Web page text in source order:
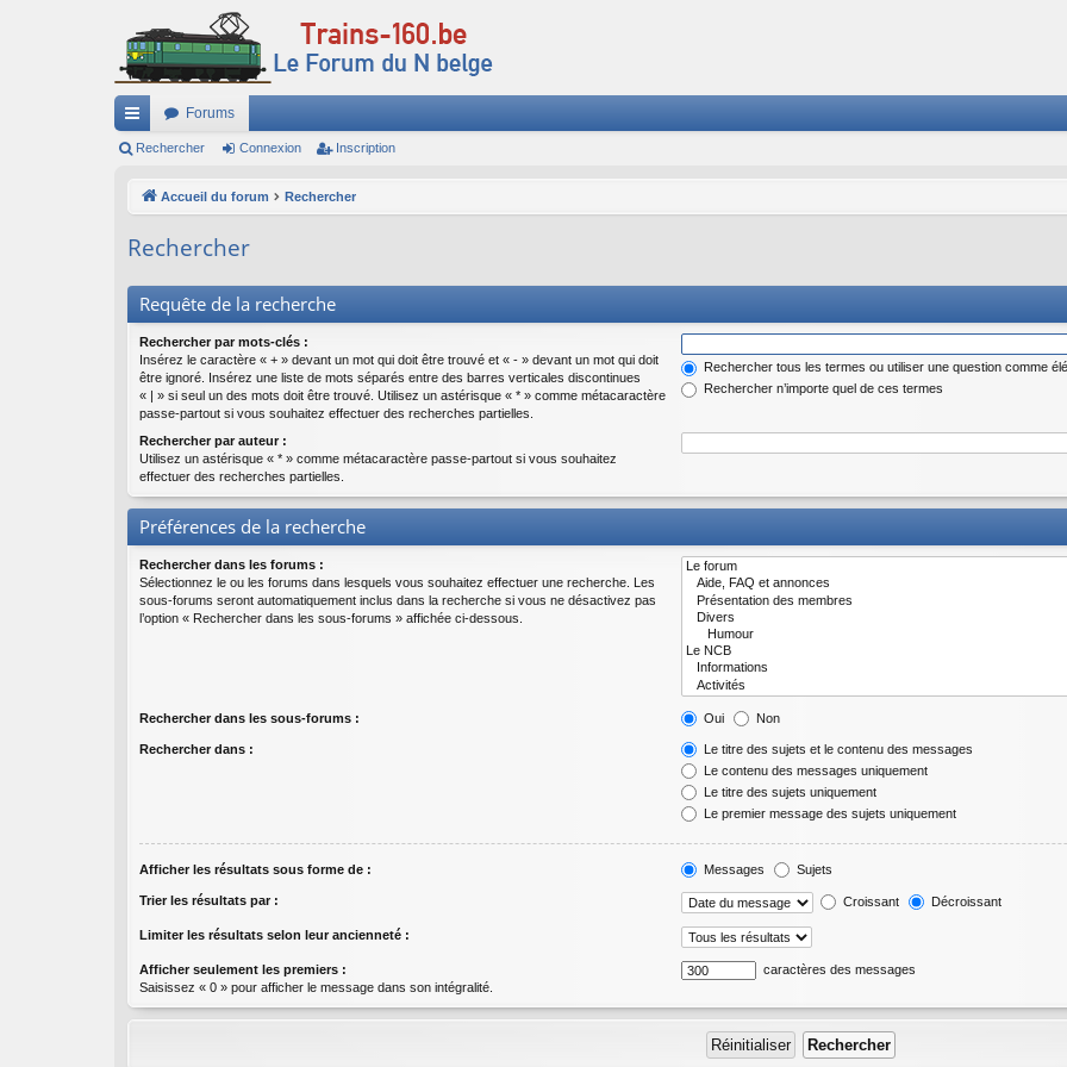
ac
ci
s
Forums
Rechercher Connexion Inscription
Accueil du forum Rechercher
Rechercher
Requête de la recherche
Rechercher par mots-clés :
Insérez le caractère « + » devant un mot qui doit être trouvé et « - » devant un mot qui doit
être ignoré. Insérez une liste de mots séparés entre des barres verticales discontinues
« | » si seul un des mots doit être trouvé. Utilisez un astérisque « * » comme métacaractère
passe-partout si vous souhaitez effectuer des recherches partielles.
Rechercher tous les termes ou utiliser une question comme
Rechercher n’importe quel de ces termes
Rechercher par auteur :
Utilisez un astérisque « * » comme métacaractère passe-partout si vous souhaitez
effectuer des recherches partielles.
Préférences de la recherche
Rechercher dans les forums :
Sélectionnez le ou les forums dans lesquels vous souhaitez effectuer une recherche. Les
sous-forums seront automatiquement inclus dans la recherche si vous ne désactivez pas
l’option « Rechercher dans les sous-forums » affichée ci-dessous.
Rechercher dans les sous-forums : Oui Non
Rechercher dans :
Le titre des sujets et le contenu des messages
Le contenu des messages uniquement
Le titre des sujets uniquement
Le premier message des sujets uniquement
Afficher les résultats sous forme de : Messages Sujets
Trier les résultats par : Croissant Décroissant
Limiter les résultats selon leur ancienneté :
Afficher seulement les premiers :
Saisissez « 0 » pour afficher le message dans son intégralité.
caractères des messages